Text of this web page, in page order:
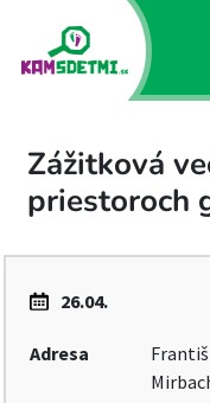
Zážitková
priestoroch
26.04.
Adresa